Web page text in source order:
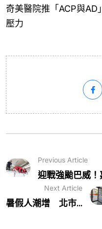
奇美醫院推「ACP與AD
壓力
Previous Article
迎戰強颱巴威！
Next Article
暑假人潮增 北市...